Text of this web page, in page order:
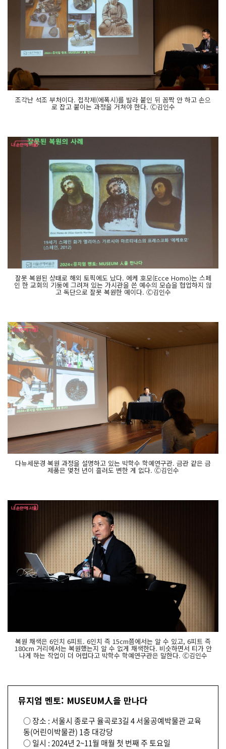
조각난 석조 부처이다. 접착제(에폭시)를 발라 붙인 뒤 꼼짝 안 하고 손으
로 잡고 붙이는 과정을 거쳐야 한다. Ⓒ김인수
잘못 복원된 상태로 해외 토픽에도 났다. 에케 호모(Ecce Homo)는 스페
인 한 교회의 기둥에 그려져 있는 가시관을 쓴 예수의 모습을 협업하지 않
고 독단으로 잘못 복원한 예이다. Ⓒ김인수
다뉴세문경 복원 과정을 설명하고 있는 박학수 학예연구관. 금관 같은 금
제품은 몇천 년이 흘러도 변한 게 없다. Ⓒ김인수
복원 채색은 6인치 6피트. 6인치 즉 15cm쯤에서는 알 수 있고, 6피트 즉
180cm 거리에서는 복원했는지 알 수 없게 채색한다. 비슷하면서 티가 안
나게 하는 작업이 더 어렵다고 박학수 학예연구관은 말한다. Ⓒ김인수
뮤지엄 멘토: MUSEUM人을 만나다
○ 장소 : 서울시 종로구 율곡로3길 4 서울공예박물관 교육
동(어린이박물관) 1층 대강당
○ 일시 : 2024년 2~11월 매월 첫 번째 주 토요일